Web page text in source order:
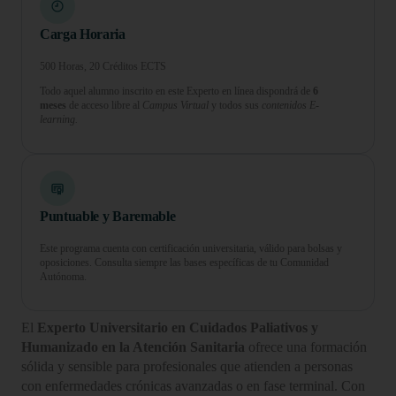
Carga Horaria
500 Horas, 20 Créditos ECTS
Todo aquel alumno inscrito en este Experto en línea dispondrá de 6
meses de acceso libre al Campus Virtual y todos sus
contenidos E-
learning.
Puntuable y Baremable
Este programa cuenta con certificación universitaria, válido para bolsas y
oposiciones. Consulta siempre las bases específicas de tu Comunidad
Autónoma.
El
Experto Universitario en Cuidados Paliativos y
Humanizado en la Atención Sanitaria ofrece una formación
sólida y sensible para profesionales que atienden a personas
con enfermedades crónicas avanzadas o en fase terminal. Con